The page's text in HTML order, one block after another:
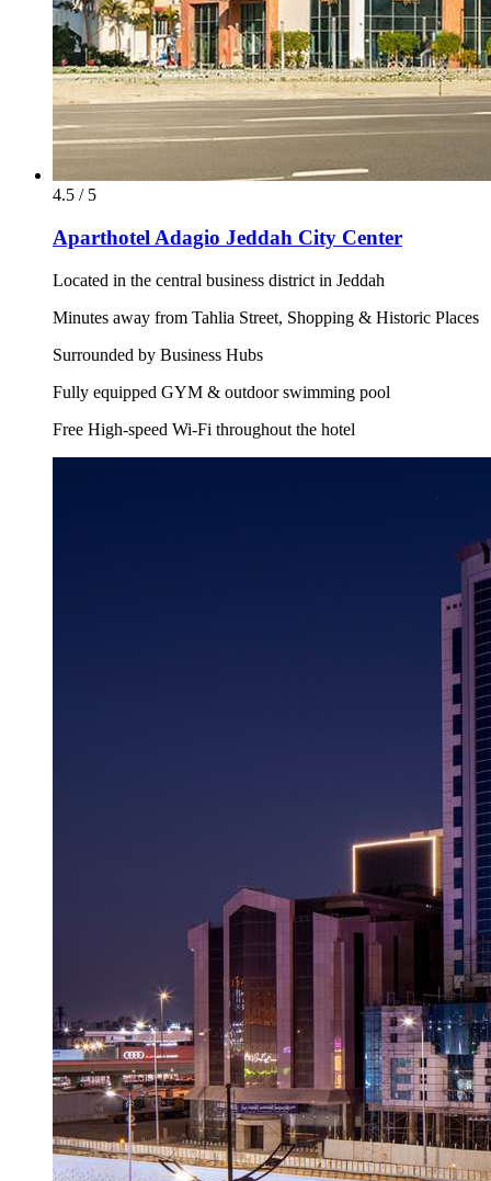
4.5 / 5
Aparthotel Adagio Jeddah City Center
Located in the central business district in Jeddah
Minutes away from Tahlia Street, Shopping & Historic Places
Surrounded by Business Hubs
Fully equipped GYM & outdoor swimming pool
Free High-speed Wi-Fi throughout the hotel